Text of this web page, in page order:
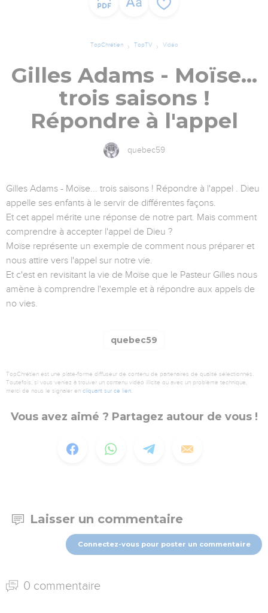
TopChrétien TopTV Vidéo
Gilles Adams - Moïse...
trois saisons !
Répondre à l'appel
quebec59
Gilles Adams - Moïse... trois saisons ! Répondre à l'appel . Dieu
appelle ses enfants à le servir de différentes façons.
Et cet appel mérite une réponse de notre part. Mais comment
comprendre à accepter l'appel de Dieu ?
Moïse représente un exemple de comment nous préparer et
nous attire vers l'appel sur notre vie.
Et c'est en revisitant la vie de Moïse que le Pasteur Gilles nous
amène à comprendre l'exemple et à répondre aux appels de
no vies.
quebec59
TopChrétien est une plate-forme diffuseur de contenu de partenaires de qualité sélectionnés.
Toutefois, si vous veniez à trouver un contenu vidéo illicite ou avec un problème technique,
merci de nous le signaler en cliquant sur ce lien.
Vous avez aimé ? Partagez autour de vous !
Laisser un commentaire
Connectez-vous pour poster un commentaire
0 commentaire